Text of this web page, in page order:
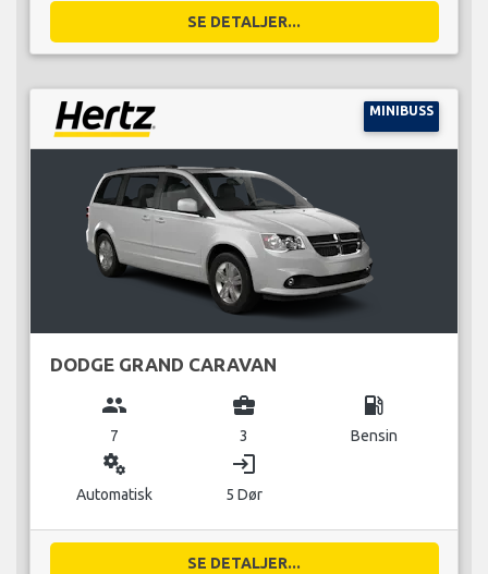
SE DETALJER...
MINIBUSS
DODGE GRAND CARAVAN
group
7
business_center
3
local_gas_station
Bensin
miscellaneous_services
Automatisk
login
5 Dør
SE DETALJER...